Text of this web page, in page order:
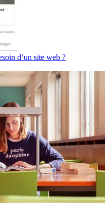
d’un site web ?